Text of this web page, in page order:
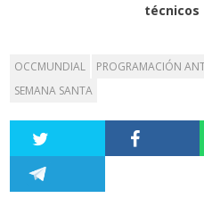
técnicos
OCCMUNDIAL PROGRAMACIÓN
SEMANA SANTA